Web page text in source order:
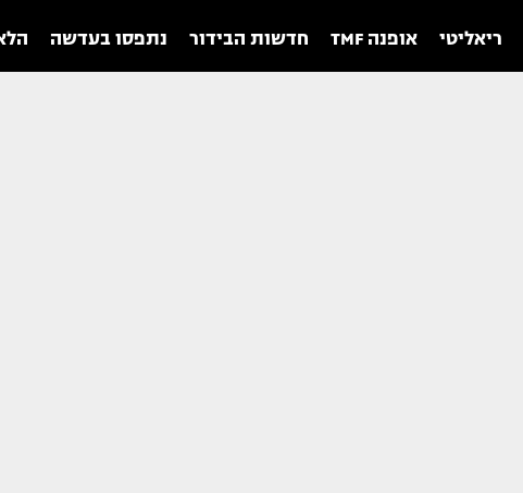
ריאליטי אופנה TMF חדשות הבידור נתפסו בעדשה